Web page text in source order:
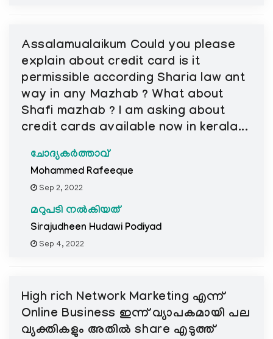
Assalamualaikum Could you please
explain about credit card is it
permissible according Sharia law ant
way in any Mazhab ? What about
Shafi mazhab ? I am asking about
credit cards available now in kerala...
ചോദ്യകർത്താവ്
Mohammed Rafeeque
Sep 2, 2022
മറുപടി നൽകിയത്
Sirajudheen Hudawi Podiyad
Sep 4, 2022
High rich Network Marketing എന്ന്
Online Business ഇന്ന് വ്യാപകമായി പല
വ്യക്തികളും അതിൽ share എടുത്ത്